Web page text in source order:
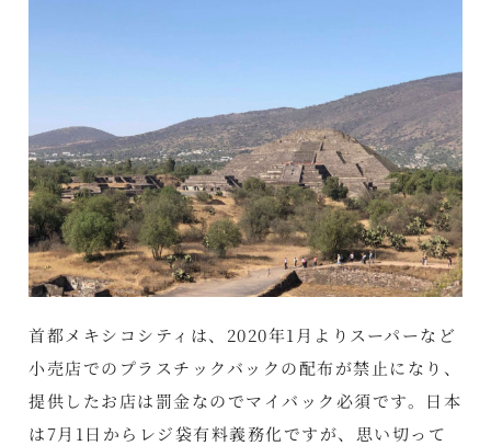
首都メキシコシティは、2020年1月よりスーパーなど
小売店でのプラスチックバックの配布が禁止になり、
提供したお店は罰金なのでマイバック必須です。日本
は7月1日からレジ袋有料義務化ですが、思い切って